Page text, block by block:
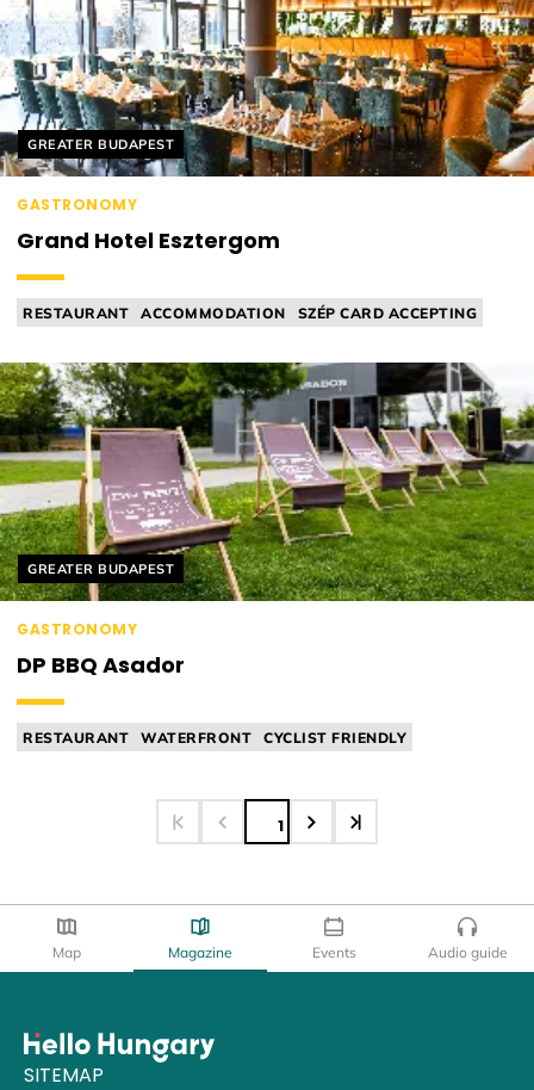
Helyszín címkék:
GREATER BUDAPEST
GASTRONOMY
Grand Hotel Esztergom
RESTAURANT ACCOMMODATION
SZÉP CARD ACCEPTING
Helyszín címkék:
GREATER BUDAPEST
GASTRONOMY
DP BBQ Asador
RESTAURANT WATERFRONT
CYCLIST FRIENDLY
1
Map Magazine Events Audio guide
SITEMAP